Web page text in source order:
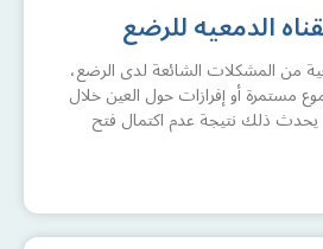
الدمعيه للرضع
من المشكلات الشائعة لدى الرضع،
مستمرة أو إفرازات حول العين خلال
يحدث ذلك نتيجة عدم اكتمال فتح